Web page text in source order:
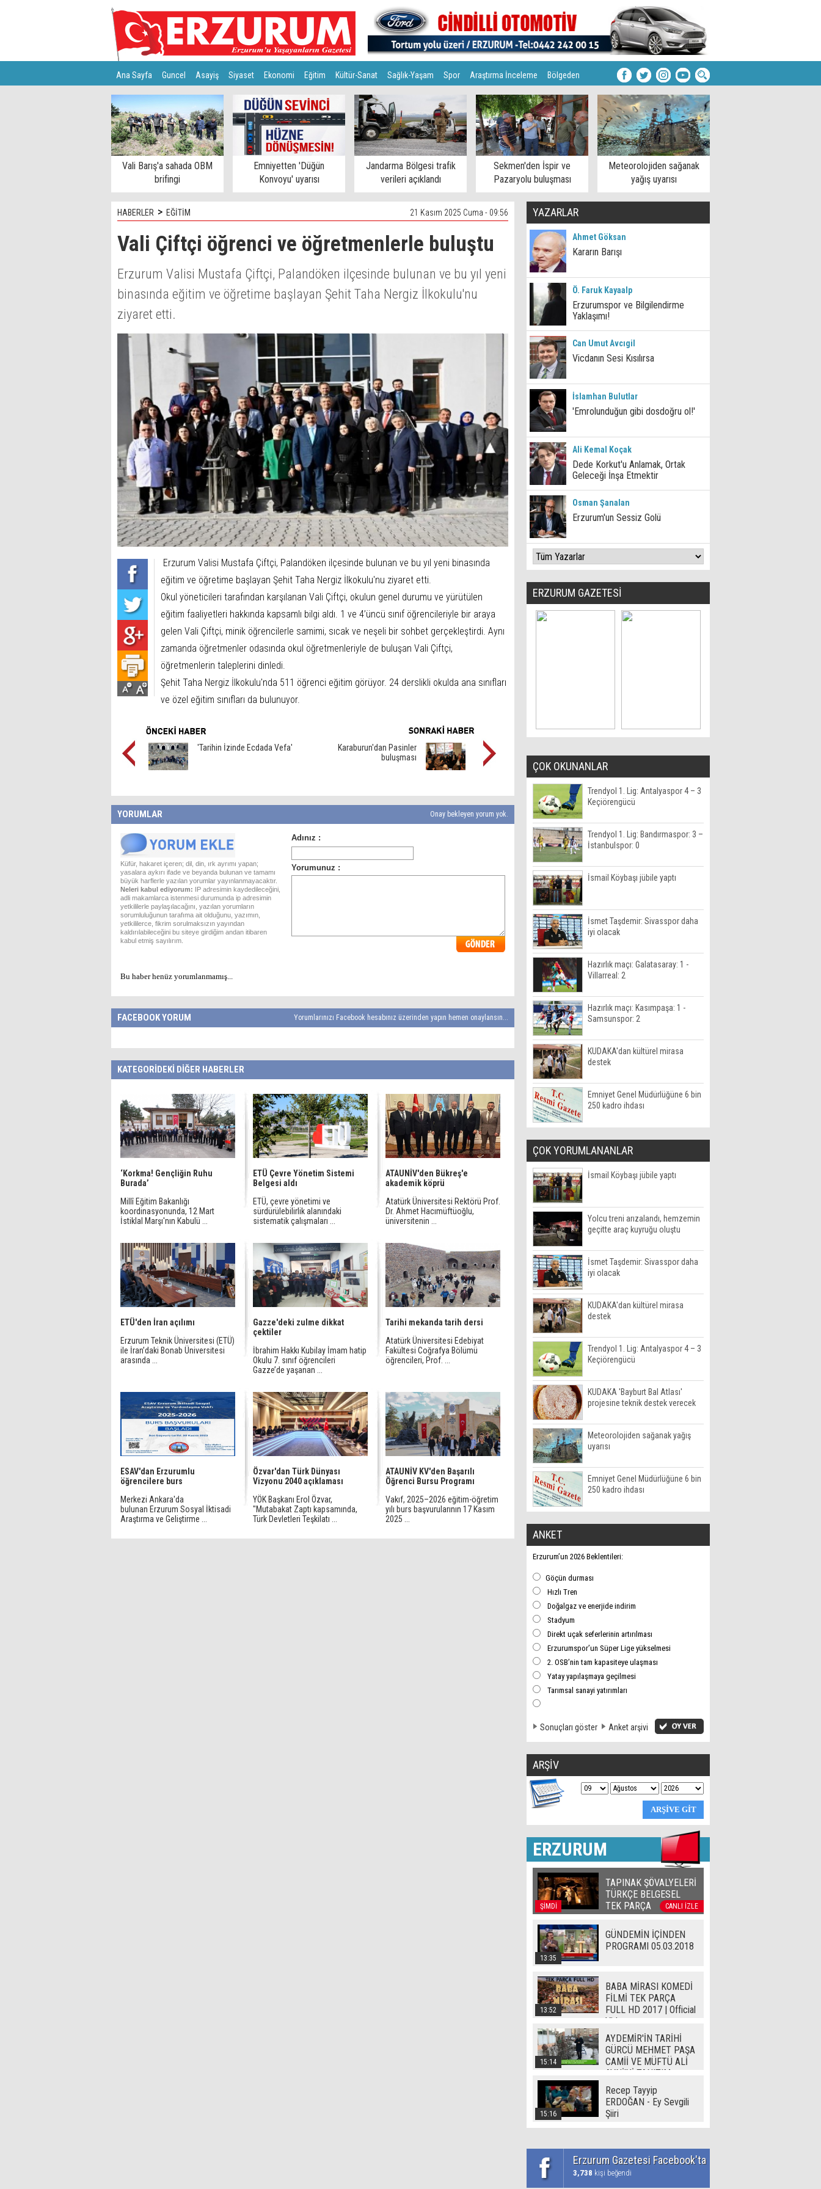
Ana Sayfa Guncel Asayiş Siyaset Ekonomi Eğitim Kültür-Sanat Sağlık-Yaşam Spor Araştırma İnceleme Bölgeden
Teknoloji
Vali Barış'a sahada OBM
brifingi
Emniyetten 'Düğün
Konvoyu' uyarısı
Jandarma Bölgesi trafik
verileri açıklandı
Sekmen'den İspir ve
Pazaryolu buluşması
Meteorolojiden sağanak
yağış uyarısı
HABERLER > EĞİTİM 21 Kasım 2025 Cuma - 09:56
Vali Çiftçi öğrenci ve öğretmenlerle buluştu
Erzurum Valisi Mustafa Çiftçi, Palandöken ilçesinde bulunan ve bu yıl yeni
binasında eğitim ve öğretime başlayan Şehit Taha Nergiz İlkokulu'nu
ziyaret etti.
Erzurum Valisi Mustafa Çiftçi, Palandöken ilçesinde bulunan ve bu yıl yeni binasında
eğitim ve öğretime başlayan Şehit Taha Nergiz İlkokulu'nu ziyaret etti.
Okul yöneticileri tarafından karşılanan Vali Çiftçi, okulun genel durumu ve yürütülen
eğitim faaliyetleri hakkında kapsamlı bilgi aldı. 1 ve 4’üncü sınıf öğrencileriyle bir araya
gelen Vali Çiftçi, minik öğrencilerle samimi, sıcak ve neşeli bir sohbet gerçekleştirdi. Aynı
zamanda öğretmenler odasında okul öğretmenleriyle de buluşan Vali Çiftçi,
öğretmenlerin taleplerini dinledi.
Şehit Taha Nergiz İlkokulu'nda 511 öğrenci eğitim görüyor. 24 derslikli okulda ana sınıfları
ve özel eğitim sınıfları da bulunuyor.
'Tarihin İzinde Ecdada Vefa'
Karaburun'dan Pasinler
buluşması
YORUMLAR Onay bekleyen yorum yok.
Küfür, hakaret içeren; dil, din, ırk ayrımı yapan;
yasalara aykırı ifade ve beyanda bulunan ve tamamı
büyük harflerle yazılan yorumlar yayınlanmayacaktır.
Neleri kabul ediyorum: IP adresimin kaydedileceğini,
adli makamlarca istenmesi durumunda ip adresimin
yetkililerle paylaşılacağını, yazılan yorumların
sorumluluğunun tarafıma ait olduğunu, yazımın,
yetkililerce, fikrim sorulmaksızın yayından
kaldırılabileceğini bu siteye girdiğim andan itibaren
kabul etmiş sayılırım.
Bu haber henüz yorumlanmamış...
FACEBOOK YORUM Yorumlarınızı Facebook hesabınız üzerinden yapın hemen onaylansın...
KATEGORİDEKİ DİĞER HABERLER
‘Korkma! Gençliğin Ruhu
Burada’
Millî Eğitim Bakanlığı
koordinasyonunda, 12 Mart
İstiklal Marşı'nın Kabulü ...
ETÜ Çevre Yönetim Sistemi
Belgesi aldı
ETÜ, çevre yönetimi ve
sürdürülebilirlik alanındaki
sistematik çalışmaları ...
ATAUNİV'den Bükreş'e
akademik köprü
Atatürk Üniversitesi Rektörü Prof.
Dr. Ahmet Hacımüftüoğlu,
üniversitenin ...
ETÜ'den İran açılımı
Erzurum Teknik Üniversitesi (ETÜ)
ile İran’daki Bonab Üniversitesi
arasında ...
Gazze'deki zulme dikkat
çektiler
İbrahim Hakkı Kubilay İmam hatip
Okulu 7. sınıf öğrencileri
Gazze’de yaşanan ...
Tarihi mekanda tarih dersi
Atatürk Üniversitesi Edebiyat
Fakültesi Coğrafya Bölümü
öğrencileri, Prof. ...
ESAV'dan Erzurumlu
öğrencilere burs
Merkezi Ankara'da
bulunan Erzurum Sosyal İktisadi
Araştırma ve Geliştirme ...
Özvar'dan Türk Dünyası
Vizyonu 2040 açıklaması
YÖK Başkanı Erol Özvar,
"Mutabakat Zaptı kapsamında,
Türk Devletleri Teşkilatı ...
ATAUNİV KV'den Başarılı
Öğrenci Bursu Programı
Vakıf, 2025–2026 eğitim-öğretim
yılı burs başvurularının 17 Kasım
2025 ...
YAZARLAR
Ahmet Göksan
Kararın Barışı
Ö. Faruk Kayaalp
Erzurumspor ve Bilgilendirme
Yaklaşımı!
Can Umut Avcıgil
Vicdanın Sesi Kısılırsa
İslamhan Bulutlar
'Emrolunduğun gibi dosdoğru ol!'
Ali Kemal Koçak
Dede Korkut'u Anlamak, Ortak
Geleceği İnşa Etmektir
Osman Şanalan
Erzurum'un Sessiz Golü
ERZURUM GAZETESİ
ÇOK OKUNANLAR
Trendyol 1. Lig: Antalyaspor 4 – 3
Keçiörengücü
Trendyol 1. Lig: Bandırmaspor: 3 –
İstanbulspor: 0
İsmail Köybaşı jübile yaptı
İsmet Taşdemir: Sivasspor daha
iyi olacak
Hazırlık maçı: Galatasaray: 1 -
Villarreal: 2
Hazırlık maçı: Kasımpaşa: 1 -
Samsunspor: 2
KUDAKA'dan kültürel mirasa
destek
Emniyet Genel Müdürlüğüne 6 bin
250 kadro ihdası
ÇOK YORUMLANANLAR
İsmail Köybaşı jübile yaptı
Yolcu treni arızalandı, hemzemin
geçitte araç kuyruğu oluştu
İsmet Taşdemir: Sivasspor daha
iyi olacak
KUDAKA'dan kültürel mirasa
destek
Trendyol 1. Lig: Antalyaspor 4 – 3
Keçiörengücü
KUDAKA 'Bayburt Bal Atlası'
projesine teknik destek verecek
Meteorolojiden sağanak yağış
uyarısı
Emniyet Genel Müdürlüğüne 6 bin
250 kadro ihdası
ANKET
Erzurum’un 2026 Beklentileri:
Göçün durması
Hızlı Tren
Doğalgaz ve enerjide indirim
Stadyum
Direkt uçak seferlerinin artırılması
Erzurumspor’un Süper Lige yükselmesi
2. OSB’nin tam kapasiteye ulaşması
Yatay yapılaşmaya geçilmesi
Tarımsal sanayi yatırımları
Sonuçları göster Anket arşivi
ARŞİV
ERZURUM
ŞİMDİ CANLI İZLE
TAPINAK ŞÖVALYELERİ
TÜRKÇE BELGESEL
TEK PARÇA
13:35
GÜNDEMİN İÇİNDEN
PROGRAMI 05.03.2018
13:52
BABA MİRASI KOMEDİ
FİLMİ TEK PARÇA
FULL HD 2017 | Official
Video
15:14
AYDEMİR'İN TARİHİ
GÜRCÜ MEHMET PAŞA
CAMİİ VE MÜFTÜ ALİ
AVNİ'Yİ TANITIM
15:16
Recep Tayyip
ERDOĞAN - Ey Sevgili
Şiiri
Erzurum Gazetesi Facebook'ta
3,738 kişi beğendi